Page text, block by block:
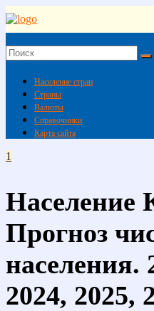
Skip
to
content
Население
(мира)
Население
Земли
(мира)
Население стран
Страны
Валюты
Справочники
Карта сайта
1
Население
Прогноз
населения.
2024, 2025,